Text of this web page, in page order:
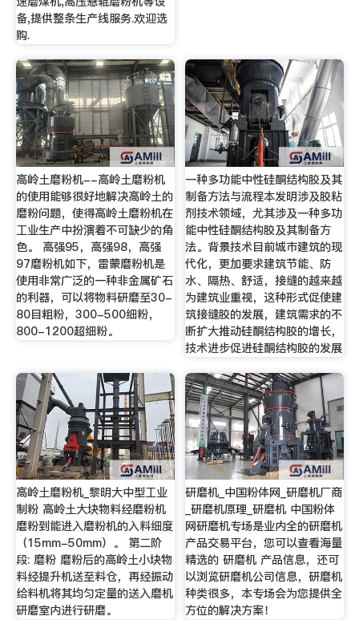
备,提供整条生产线服务.欢迎选
购.
高岭土磨粉机--高岭土磨粉机
的使用能够很好地解决高岭土的
磨粉问题，使得高岭土磨粉机在
工业生产中扮演着不可缺少的角
色。 高强95，高强98，高强
97磨粉机如下，雷蒙磨粉机是
使用非常广泛的一种非金属矿石
的利器，可以将物料研磨至30-
80目粗粉，300-500细粉，
800-1200超细粉。
一种多功能中性硅酮结构胶及其
制备方法与流程本发明涉及胶粘
剂技术领域，尤其涉及一种多功
能中性硅酮结构胶及其制备方
法。背景技术目前城市建筑的现
代化，更加要求建筑节能、防
水、隔热、舒适，接缝的越来越
为建筑业重视，这种形式促使建
筑接缝胶的发展，建筑需求的不
断扩大推动硅酮结构胶的增长，
技术进步促进硅酮结构胶的发展
高岭土磨粉机_黎明大中型工业
制粉 高岭土大块物料经磨粉机
磨粉到能进入磨粉机的入料细度
（15mm-50mm）。 第二阶
段: 磨粉 磨粉后的高岭土小块物
料经提升机送至料仓，再经振动
给料机将其均匀定量的送入磨机
研磨室内进行研磨。
研磨机_中国粉体网_研磨机厂商
_研磨机原理_研磨机 中国粉体
网研磨机专场是业内全的研磨机
产品交易平台，您可以查看海量
精选的 研磨机 产品信息，还可
以浏览研磨机公司信息，研磨机
种类很多，本专场会为您提供全
方位的解决方案！